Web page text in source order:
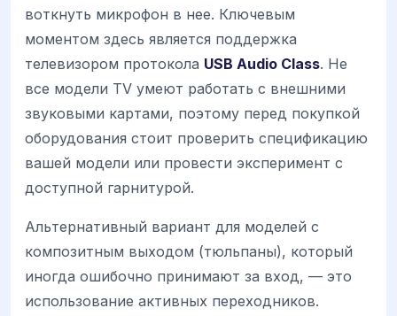
воткнуть микрофон в нее. Ключевым
моментом здесь является поддержка
телевизором протокола USB Audio Class. Не
все модели TV умеют работать с внешними
звуковыми картами, поэтому перед покупкой
оборудования стоит проверить спецификацию
вашей модели или провести эксперимент с
доступной гарнитурой.
Альтернативный вариант для моделей с
композитным выходом (тюльпаны), который
иногда ошибочно принимают за вход, — это
использование активных переходников.